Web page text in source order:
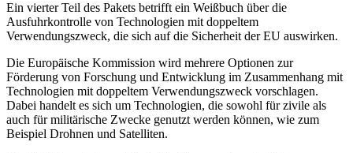
Ein vierter Teil des Pakets betrifft ein Weißbuch über die
Ausfuhrkontrolle von Technologien mit doppeltem
Verwendungszweck, die sich auf die Sicherheit der EU auswirken.
Die Europäische Kommission wird mehrere Optionen zur
Förderung von Forschung und Entwicklung im Zusammenhang mit
Technologien mit doppeltem Verwendungszweck vorschlagen.
Dabei handelt es sich um Technologien, die sowohl für zivile als
auch für militärische Zwecke genutzt werden können, wie zum
Beispiel Drohnen und Satelliten.